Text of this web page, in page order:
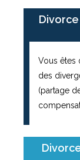
Vous êtes
des
(partage